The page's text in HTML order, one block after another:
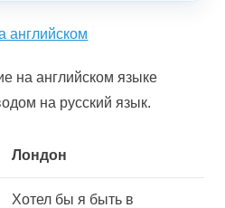
английском
на английском языке
на русский язык.
Лондон
Хотел бы я быть в